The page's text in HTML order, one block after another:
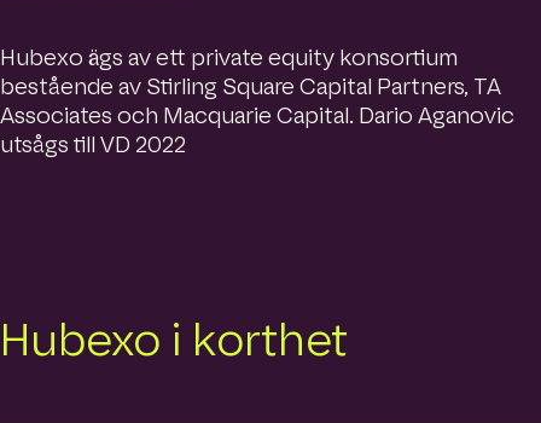
Hubexo ägs av ett private equity konsortium
bestående av Stirling Square Capital Partners, TA
Associates och Macquarie Capital. Dario Aganovic
utsågs till VD 2022
Hubexo i korthet